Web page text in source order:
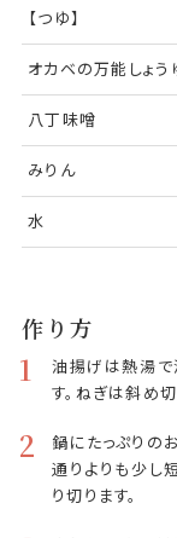
【つゆ】
オカベの万能しょ
八丁味噌
みりん
水
作り方
1
油揚げは熱湯で
す。ねぎは斜め
2
鍋にたっぷりの
通りよりも少し
り切ります。